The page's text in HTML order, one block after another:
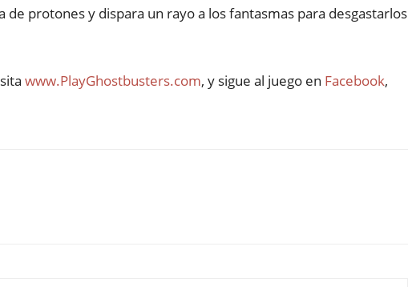
de protones y dispara un rayo a los fantasmas para desgastarlos
www.PlayGhostbusters.com, y sigue al juego en Facebook,